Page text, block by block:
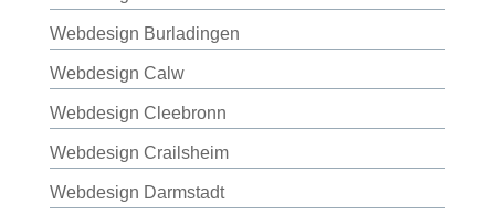
Webdesign Burladingen
Webdesign Calw
Webdesign Cleebronn
Webdesign Crailsheim
Webdesign Darmstadt